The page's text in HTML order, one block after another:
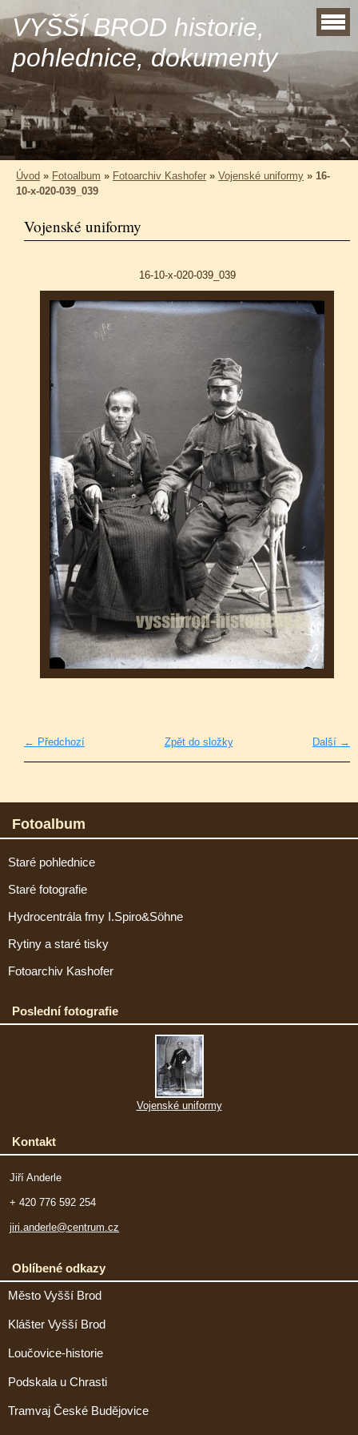
VYŠŠÍ BROD historie,
pohlednice, dokumenty
Úvod » Fotoalbum » Fotoarchiv Kashofer » Vojenské uniformy » 16-
10-x-020-039_039
Vojenské uniformy
16-10-x-020-039_039
← Předchozí Další →
Zpět do složky
Fotoalbum
Staré pohlednice
Staré fotografie
Hydrocentrála fmy I.Spiro&Söhne
Rytiny a staré tisky
Fotoarchiv Kashofer
Poslední fotografie
Vojenské uniformy
Kontakt
Jiří Anderle
+ 420 776 592 254
jiri.anderle@centrum.cz
Oblíbené odkazy
Město Vyšší Brod
Klášter Vyšší Brod
Loučovice-historie
Podskala u Chrasti
Tramvaj České Budějovice